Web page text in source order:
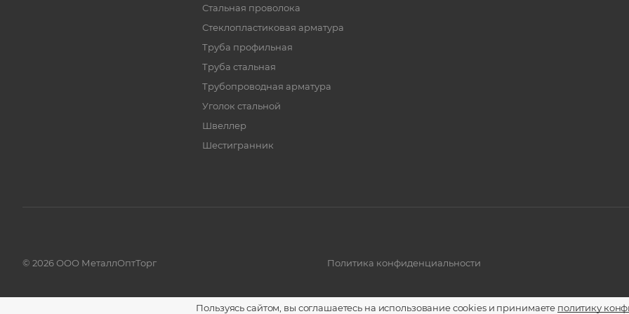
Стальная проволока
Стеклопластиковая арматура
Труба профильная
Труба стальная
Трубопроводная арматура
Уголок стальной
Швеллер
Шестигранник
© 2026 ООО МеталлОптТорг Политика конфиденциальности
Пользуясь сайтом, вы соглашаетесь на использование cookies и принимаете политику